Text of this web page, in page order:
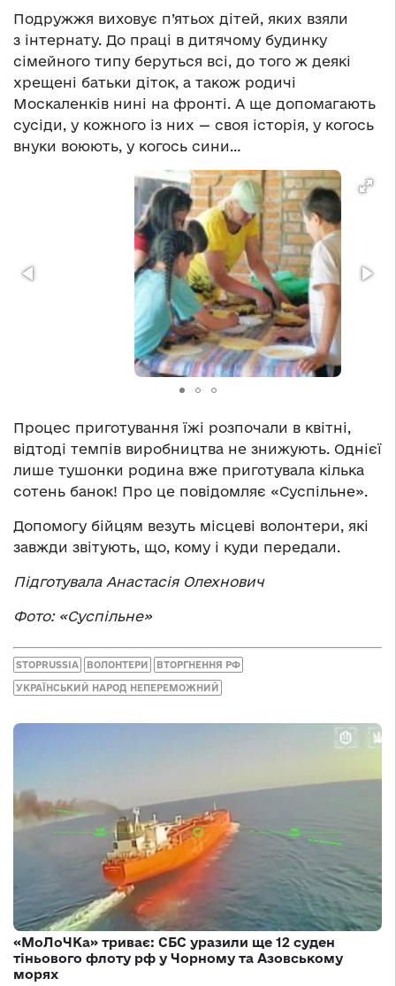
Подружжя виховує п’ятьох дітей, яких взяли
з інтернату. До праці в дитячому будинку
сімейного типу беруться всі, до того ж деякі
хрещені батьки діток, а також родичі
Москаленків нині на фронті. А ще допомагають
сусіди, у кожного із них — своя історія, у когось
внуки воюють, у когось сини…
Процес приготування їжі розпочали в квітні,
відтоді темпів виробництва не знижують. Однієї
лише тушонки родина вже приготувала кілька
сотень банок! Про це повідомляє «Суспільне».
Допомогу бійцям везуть місцеві волонтери, які
завжди звітують, що, кому і куди передали.
Підготувала Анастасія Олехнович
Фото: «Суспільне»
STOPRUSSIA ВОЛОНТЕРИ ВТОРГНЕННЯ РФ
УКРАЇНСЬКИЙ НАРОД НЕПЕРЕМОЖНИЙ
«МоЛоЧКа» триває: СБС уразили ще 12 суден
тіньового флоту рф у Чорному та Азовському
морях